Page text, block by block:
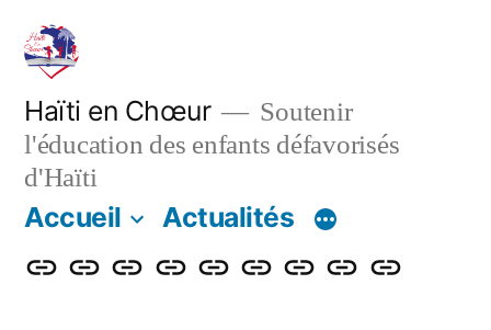
Aller
contenu
Haïti en Chœur
Soutenir
l'éducation des enfants défavorisés
d'Haïti
Accueil Actualités
AccueilActualités
Nos Adhérer
FaireNotreLe
Contact
Projet